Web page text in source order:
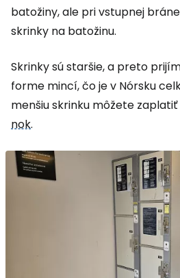
batožiny, ale pri vstupnej
skrinky na batožinu.
Skrinky sú staršie, a preto
forme mincí, čo je v Nórsku
menšiu skrinku môžete zaplatiť
nok.